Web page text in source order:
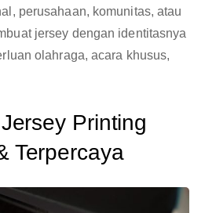
perusahaan, komunitas, atau
jersey dengan identitasnya
olahraga, acara khusus,
Printing
Terpercaya